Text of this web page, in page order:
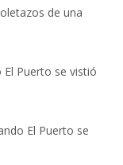
de una
El Puerto se vistió
El Puerto se